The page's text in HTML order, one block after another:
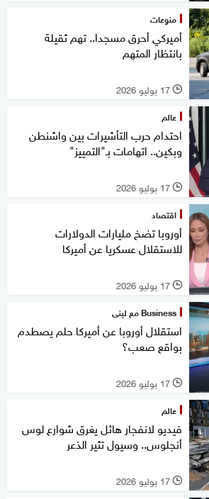
منوعات
أميركي أحرق مسجدا.. تهم ثقيلة
بانتظار المتهم
l 17 يوليو 2026
عالم
احتدام حرب التأشيرات بين واشنطن
وبكين.. اتهامات بـ"التمييز"
l 17 يوليو 2026
اقتصاد
أوروبا تضخ مليارات الدولارات
للاستقلال عسكريا عن أميركا
l 17 يوليو 2026
Business مع لبنى
استقلال أوروبا عن أميركا حلم يصطدم
بواقع صعب؟
l 17 يوليو 2026
عالم
فيديو لانفجار هائل يغرق شوارع لوس
أنجلوس.. وسيول تثير الذعر
l 17 يوليو 2026